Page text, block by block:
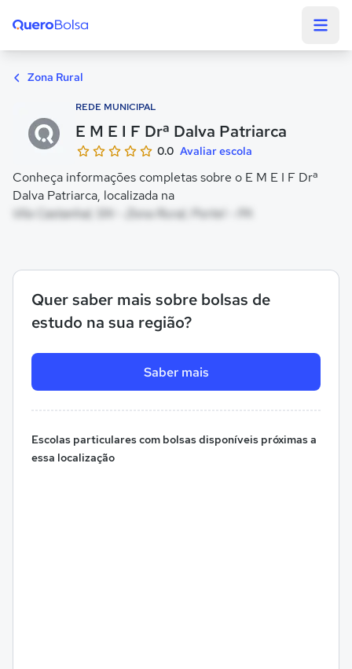
Zona Rural
REDE MUNICIPAL
E M E I F Drª Dalva Patriarca
0.0 Avaliar escola
Conheça informações completas sobre o E M E I F Drª
Dalva Patriarca, localizada na
Vila Castanhal, SN - Zona Rural, Portel - PA
Quer saber mais sobre bolsas de
estudo na sua região?
Saber mais
Escolas particulares com bolsas disponíveis próximas a
essa localização